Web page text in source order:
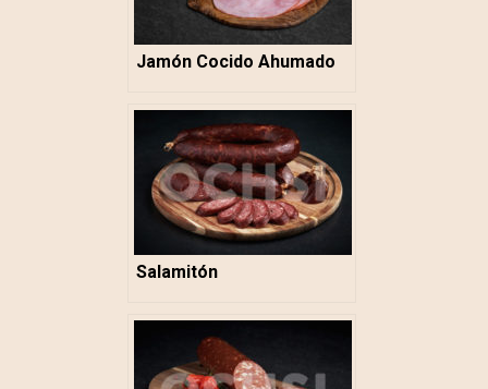
Jamón Cocido Ahumado
Salamitón